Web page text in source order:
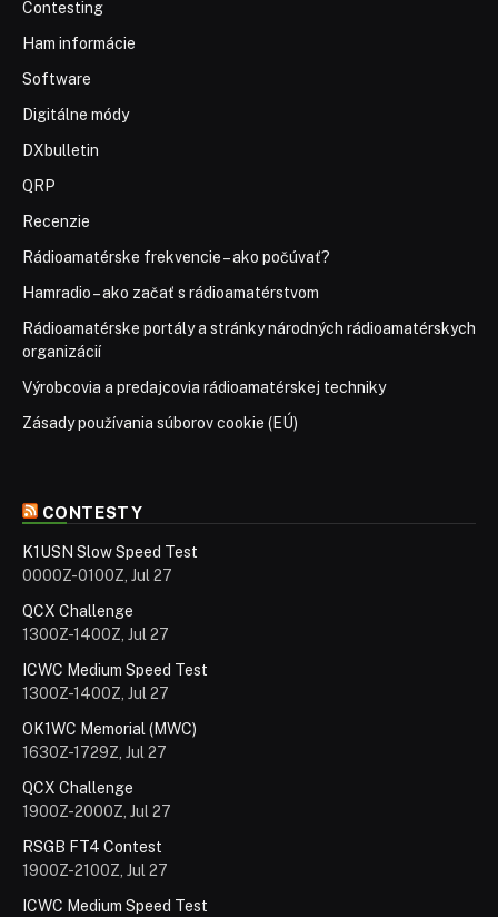
Contesting
Ham informácie
Software
Digitálne módy
DXbulletin
QRP
Recenzie
Rádioamatérske frekvencie – ako počúvať?
Hamradio – ako začať s rádioamatérstvom
Rádioamatérske portály a stránky národných rádioamatérskych
organizácií
Výrobcovia a predajcovia rádioamatérskej techniky
Zásady používania súborov cookie (EÚ)
CONTESTY
K1USN Slow Speed Test
0000Z-0100Z, Jul 27
QCX Challenge
1300Z-1400Z, Jul 27
ICWC Medium Speed Test
1300Z-1400Z, Jul 27
OK1WC Memorial (MWC)
1630Z-1729Z, Jul 27
QCX Challenge
1900Z-2000Z, Jul 27
RSGB FT4 Contest
1900Z-2100Z, Jul 27
ICWC Medium Speed Test